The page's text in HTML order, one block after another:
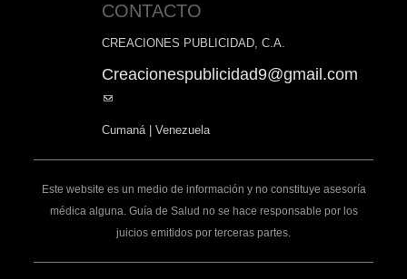
CONTACTO
CREACIONES PUBLICIDAD, C.A.
Creacionespublicidad9@gmail.com
(link
mail)
Cumaná | Venezuela
Este website es un medio de información y no constituye asesoría
médica alguna. Guía de Salud no se hace responsable por los
juicios emitidos por terceras partes.